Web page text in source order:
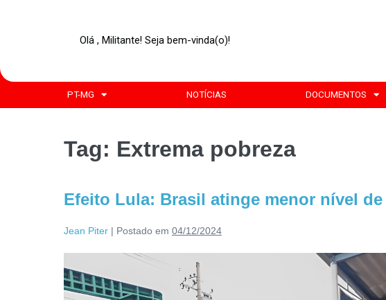
Olá , Militante! Seja bem-vinda(o)!
PT-MG NOTÍCIAS DOCUMENTOS
Tag: Extrema pobreza
Efeito Lula: Brasil atinge menor nível de
Jean Piter | Postado em 04/12/2024